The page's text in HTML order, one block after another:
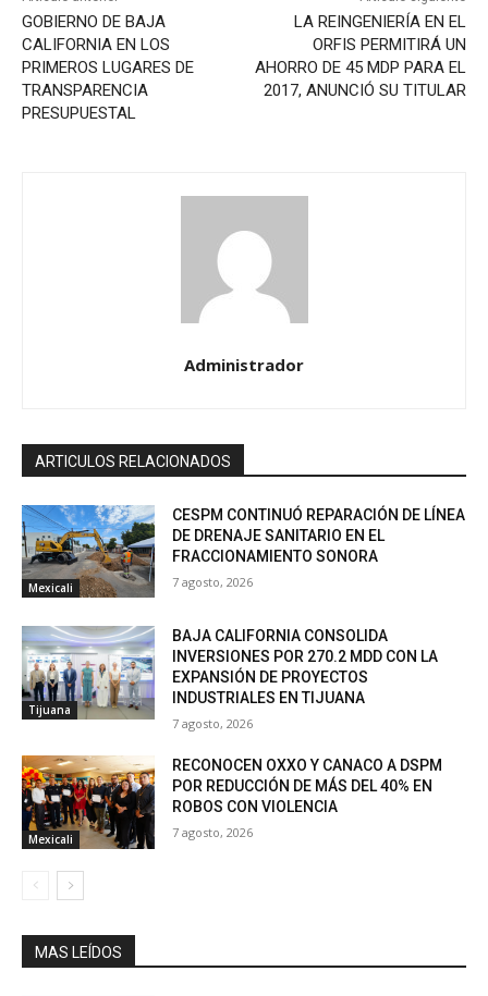
GOBIERNO DE BAJA
CALIFORNIA EN LOS
PRIMEROS LUGARES DE
TRANSPARENCIA
PRESUPUESTAL
LA REINGENIERÍA EN EL
ORFIS PERMITIRÁ UN
AHORRO DE 45 MDP PARA EL
2017, ANUNCIÓ SU TITULAR
Administrador
ARTICULOS RELACIONADOS
Mexicali
CESPM CONTINUÓ REPARACIÓN DE LÍNEA
DE DRENAJE SANITARIO EN EL
FRACCIONAMIENTO SONORA
7 agosto, 2026
Tijuana
BAJA CALIFORNIA CONSOLIDA
INVERSIONES POR 270.2 MDD CON LA
EXPANSIÓN DE PROYECTOS
INDUSTRIALES EN TIJUANA
7 agosto, 2026
Mexicali
RECONOCEN OXXO Y CANACO A DSPM
POR REDUCCIÓN DE MÁS DEL 40% EN
ROBOS CON VIOLENCIA
7 agosto, 2026
MAS LEÍDOS